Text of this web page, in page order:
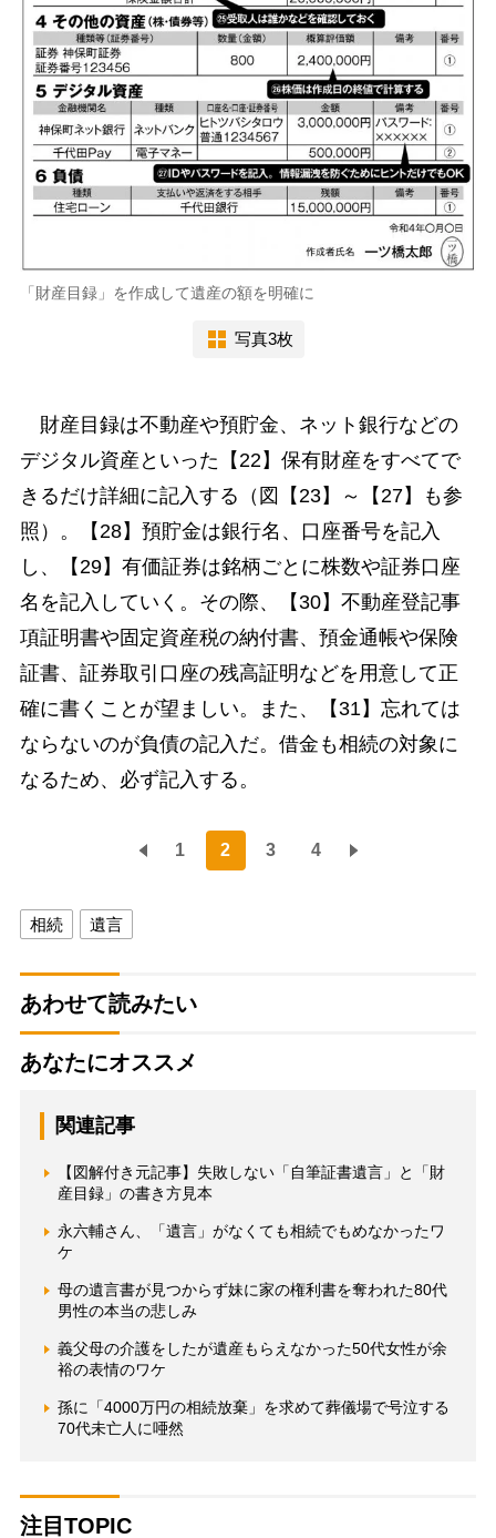
「財産目録」を作成して遺産の額を明確に
写真3枚
財産目録は不動産や預貯金、ネット銀行などの
デジタル資産といった【22】保有財産をすべてで
きるだけ詳細に記入する（図【23】～【27】も参
照）。【28】預貯金は銀行名、口座番号を記入
し、【29】有価証券は銘柄ごとに株数や証券口座
名を記入していく。その際、【30】不動産登記事
項証明書や固定資産税の納付書、預金通帳や保険
証書、証券取引口座の残高証明などを用意して正
確に書くことが望ましい。また、【31】忘れては
ならないのが負債の記入だ。借金も相続の対象に
なるため、必ず記入する。
1 2 3 4
相続 遺言
あわせて読みたい
あなたにオススメ
関連記事
【図解付き元記事】失敗しない「自筆証書遺言」と「財
産目録」の書き方見本
永六輔さん、「遺言」がなくても相続でもめなかったワ
ケ
母の遺言書が見つからず妹に家の権利書を奪われた80代
男性の本当の悲しみ
義父母の介護をしたが遺産もらえなかった50代女性が余
裕の表情のワケ
孫に「4000万円の相続放棄」を求めて葬儀場で号泣する
70代未亡人に唖然
注目TOPIC